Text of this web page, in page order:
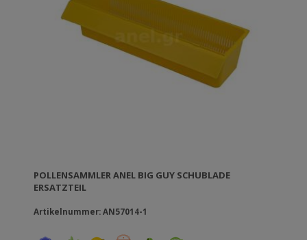
POLLENSAMMLER ANEL BIG GUY SCHUBLADE
ERSATZTEIL
Artikelnummer: AN57014-1